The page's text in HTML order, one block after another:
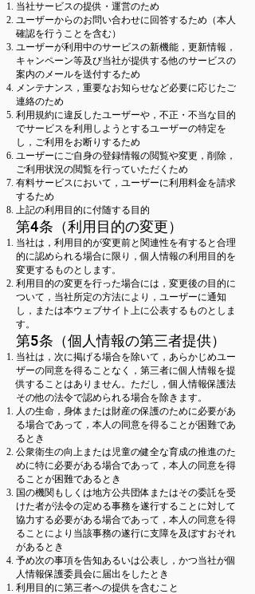
当社サービスの提供・運営のため
ユーザーからのお問い合わせに回答するため（本人
確認を行うことを含む）
ユーザーが利用中のサービスの新機能，更新情報，
キャンペーン等及び当社が提供する他のサービスの
案内のメールを送付するため
メンテナンス，重要なお知らせなど必要に応じたご
連絡のため
利用規約に違反したユーザーや，不正・不当な目的
でサービスを利用しようとするユーザーの特定を
し，ご利用をお断りするため
ユーザーにご自身の登録情報の閲覧や変更，削除，
ご利用状況の閲覧を行っていただくため
有料サービスにおいて，ユーザーに利用料金を請求
するため
上記の利用目的に付随する目的
第4条（利用目的の変更）
当社は，利用目的が変更前と関連性を有すると合理
的に認められる場合に限り，個人情報の利用目的を
変更するものとします。
利用目的の変更を行った場合には，変更後の目的に
ついて，当社所定の方法により，ユーザーに通知
し，または本ウェブサイト上に公表するものとしま
す。
第5条（個人情報の第三者提供）
当社は，次に掲げる場合を除いて，あらかじめユー
ザーの同意を得ることなく，第三者に個人情報を提
供することはありません。ただし，個人情報保護法
その他の法令で認められる場合を除きます。
人の生命，身体または財産の保護のために必要があ
る場合であって，本人の同意を得ることが困難であ
るとき
公衆衛生の向上または児童の健全な育成の推進のた
めに特に必要がある場合であって，本人の同意を得
ることが困難であるとき
国の機関もしくは地方公共団体またはその委託を受
けた者が法令の定める事務を遂行することに対して
協力する必要がある場合であって，本人の同意を得
ることにより当該事務の遂行に支障を及ぼすおそれ
があるとき
予め次の事項を告知あるいは公表し，かつ当社が個
人情報保護委員会に届出をしたとき
利用目的に第三者への提供を含むこと